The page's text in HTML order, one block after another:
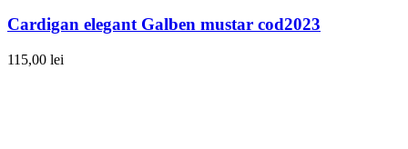
Cardigan elegant Galben mustar cod2023
115,00 lei